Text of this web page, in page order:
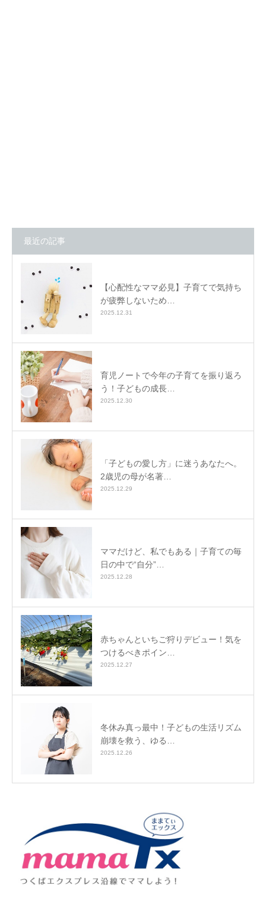
最近の記事
【心配性なママ必見】子育てで気持ち
が疲弊しないため…
2025.12.31
育児ノートで今年の子育てを振り返ろ
う！子どもの成長…
2025.12.30
「子どもの愛し方」に迷うあなたへ。
2歳児の母が名著…
2025.12.29
ママだけど、私でもある｜子育ての毎
日の中で“自分”…
2025.12.28
赤ちゃんといちご狩りデビュー！気を
つけるべきポイン…
2025.12.27
冬休み真っ最中！子どもの生活リズム
崩壊を救う、ゆる…
2025.12.26